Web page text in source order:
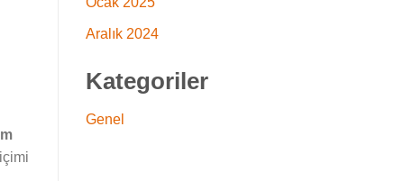
Aralık 2024
Kategoriler
Genel